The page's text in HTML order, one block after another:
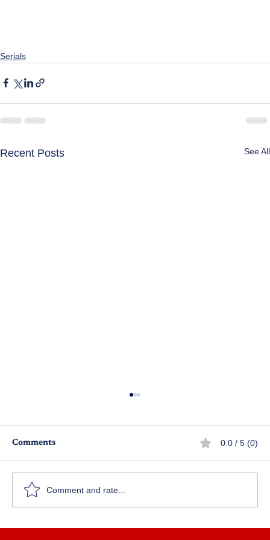
Serials
Recent Posts See All
అప్పు తచ్చులు వాక్యరణ దోషాలు - 1
Comments 0.0 / 5 (0)
Comment and rate...